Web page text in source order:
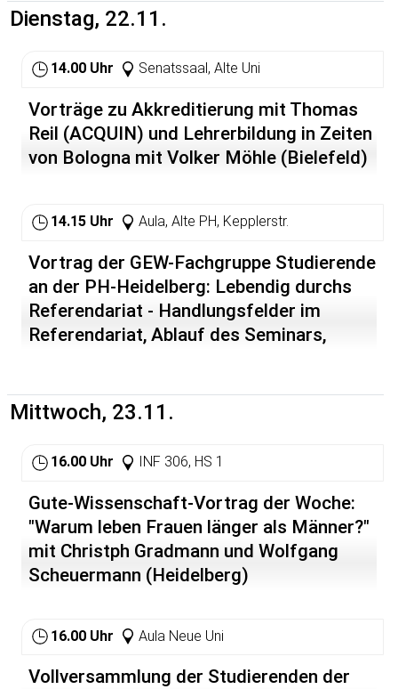
Dienstag, 22.11.
14.00 Uhr Senatssaal, Alte Uni
Vorträge zu Akkreditierung mit Thomas
Reil (ACQUIN) und Lehrerbildung in Zeiten
von Bologna mit Volker Möhle (Bielefeld)
14.15 Uhr Aula, Alte PH, Kepplerstr.
Vortrag der GEW-Fachgruppe Studierende
an der PH-Heidelberg: Lebendig durchs
Referendariat - Handlungsfelder im
Referendariat, Ablauf des Seminars,
Mittwoch, 23.11.
16.00 Uhr INF 306, HS 1
Gute-Wissenschaft-Vortrag der Woche:
"Warum leben Frauen länger als Männer?"
mit Christph Gradmann und Wolfgang
Scheuermann (Heidelberg)
16.00 Uhr Aula Neue Uni
Vollversammlung der Studierenden der